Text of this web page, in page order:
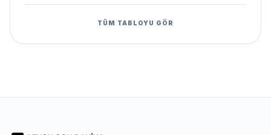
TÜM TABLOYU GÖR